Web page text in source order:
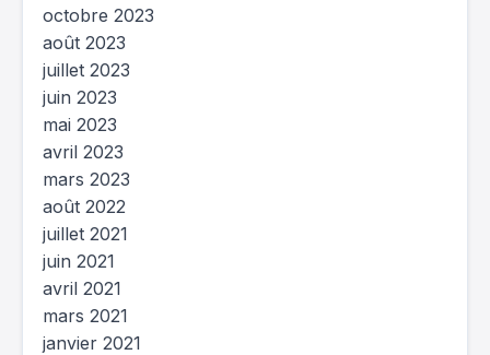
octobre 2023
août 2023
juillet 2023
juin 2023
mai 2023
avril 2023
mars 2023
août 2022
juillet 2021
juin 2021
avril 2021
mars 2021
janvier 2021